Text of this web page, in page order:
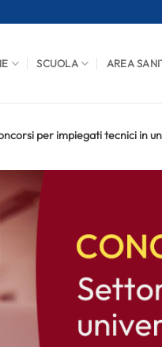
SCUOLA AREA
per impiegati tecnici in